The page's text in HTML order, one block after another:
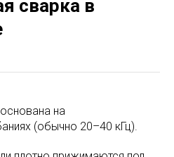
сварка в
на
(обычно 20–40 кГц).